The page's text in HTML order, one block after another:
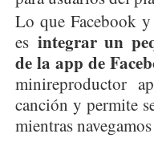
Lo que Facebook
esintegrar un
de la app de
minireproductor
canción y permite
mientras